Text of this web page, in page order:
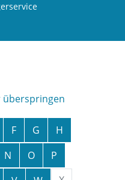
überspringen
F G
H
N O
P